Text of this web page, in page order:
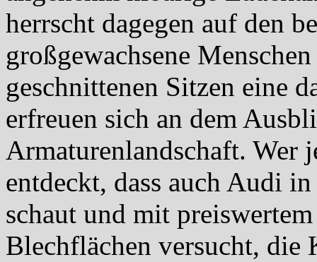
herrscht dagegen auf den
großgewachsene
geschnittenen Sitzen eine
erfreuen sich an dem
Armaturenlandschaft. Wer
entdeckt, dass auch Audi
schaut und mit
Blechflächen versucht, die